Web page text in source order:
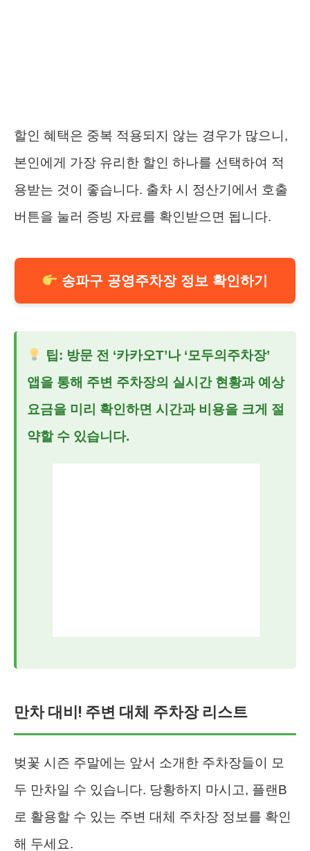
할인 혜택은 중복 적용되지 않는 경우가 많으니,
본인에게 가장 유리한 할인 하나를 선택하여 적
용받는 것이 좋습니다. 출차 시 정산기에서 호출
버튼을 눌러 증빙 자료를 확인받으면 됩니다.
송파구 공영주차장 정보 확인하기
팁: 방문 전 ‘카카오T’나 ‘모두의주차장’
앱을 통해 주변 주차장의 실시간 현황과 예상
요금을 미리 확인하면 시간과 비용을 크게 절
약할 수 있습니다.
만차 대비! 주변 대체 주차장 리스트
벚꽃 시즌 주말에는 앞서 소개한 주차장들이 모
두 만차일 수 있습니다. 당황하지 마시고, 플랜B
로 활용할 수 있는 주변 대체 주차장 정보를 확인
해 두세요.